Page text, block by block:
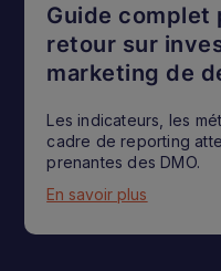
Guide complet
retour sur
marketing de
Les indicateurs, les
cadre de reporting
prenantes des DMO.
En savoir plus